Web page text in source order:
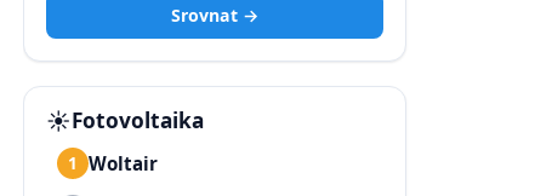
Srovnat →
☀️Fotovoltaika
1 Woltair